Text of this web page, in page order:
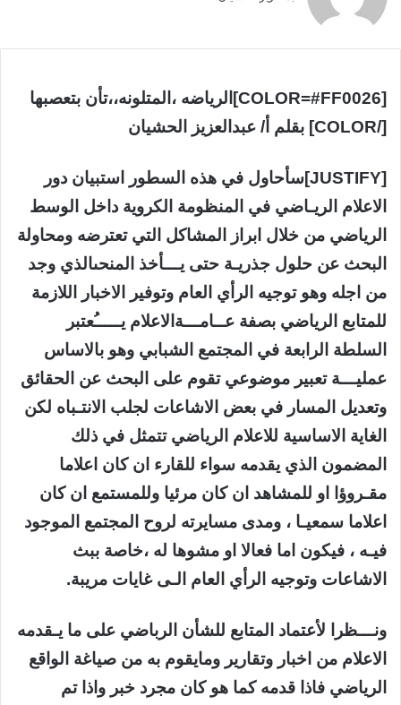
[COLOR=#FF0026]الرياضه ،المتلونه،،تأن بتعصبها
[/COLOR] بقلم أ/ عبدالعزيز الحشيان
[JUSTIFY]سأحاول في هذه السطور استبيان دور
الاعلام الريـاضي في المنظومة الكروية داخل الوسط
الرياضي من خلال ابراز المشاكل التي تعترضه ومحاولة
البحث عن حلول جذريـة حتى يـــأخذ المنحىالذي وجد
من اجله وهو توجيه الرأي العام وتوفير الاخبار اللازمة
للمتابع الرياضي بصفة عــامـــةالاعلام يـــــُعتبر
السلطة الرابعة في المجتمع الشبابي وهو بالاساس
عمليـــة تعبير موضوعي تقوم على البحث عن الحقائق
وتعديل المسار في بعض الاشاعات لجلب الانتـباه لكن
الغاية الاساسية للاعلام الرياضي تتمثل في ذلك
المضمون الذي يقدمه سواء للقارء ان كان اعلاما
مقـروؤا او للمشاهد ان كان مرئيا وللمستمع ان كان
اعلاما سمعيـا ، ومدى مسايرته لروح المجتمع الموجود
فيـه ، فيكون اما فعالا او مشوها له ،خاصة ببث
الاشاعات وتوجيه الرأي العام الـى غايات مريبة.
ونـــظرا لأعتماد المتابع للشأن الرباضي على ما يـقدمه
الاعلام من اخبار وتقارير ومايقوم به من صياغة الواقع
الرياضي فاذا قدمه كما هو كان مجرد خبر واذا تم